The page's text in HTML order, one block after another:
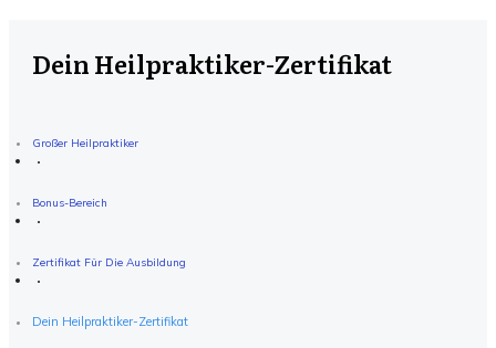
Dein Heilpraktiker-Zertifikat
Großer Heilpraktiker
Bonus-Bereich
Zertifikat Für Die Ausbildung
Dein Heilpraktiker-Zertifikat